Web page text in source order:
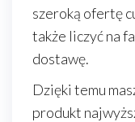
szeroką ofertę
także liczyć na
dostawę.
Dzięki temu
produkt